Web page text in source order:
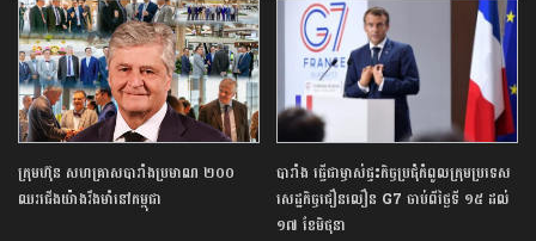
ក្រុមហ៊ុន សហគ្រាសបារាំងប្រមាណ ២០០
ឈរជើងយ៉ាងរឹងមាំនៅកម្ពុជា
បារាំង​ ​ធ្វើជាម្ចាស់ផ្ទះកិច្ចប្រជុំ​កំពូលក្រុមប្រទេស
សេដ្ឋកិច្ចជឿនលឿន G7 ចាប់ពីថ្ងៃទី ១៥ ដល់
១៧ ខែមិថុនា